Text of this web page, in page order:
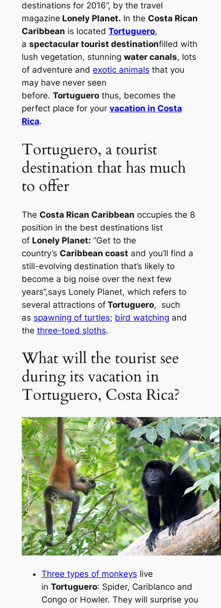
destinations for 2016”, by the travel
magazine Lonely Planet. In the Costa Rican
Caribbean is located Tortuguero,
a spectacular tourist destinationfilled with
lush vegetation, stunning water canals, lots
of adventure and exotic animals that you
may have never seen
before. Tortuguerothus, becomes the
perfect place for your vacation in Costa
Rica.
Tortuguero, a tourist
destination that has much
to offer
The Costa Rican Caribbean occupies the 8
position in the best destinations list
of Lonely Planet: “Get to the
country’s Caribbean coast and you’ll find a
still-evolving destination that’s likely to
become a big noise over the next few
years”,says Lonely Planet, which refers to
several attractions ofTortuguero, such
as spawning of turtles; bird watching and
the three-toed sloths.
What will the tourist see
during its vacation in
Tortuguero, Costa Rica?
Three types of monkeys live
in Tortuguero: Spider, Cariblanco and
Congo or Howler. They will surprise you